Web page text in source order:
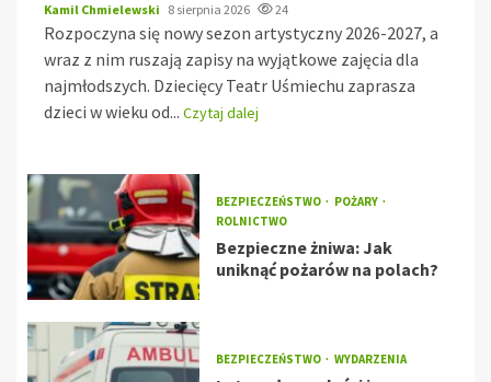
Kamil Chmielewski 8 sierpnia 2026 24
Rozpoczyna się nowy sezon artystyczny 2026-2027, a
wraz z nim ruszają zapisy na wyjątkowe zajęcia dla
najmłodszych. Dziecięcy Teatr Uśmiechu zaprasza
dzieci w wieku od... Czytaj dalej
BEZPIECZEŃSTWO
POŻARY
ROLNICTWO
Bezpieczne żniwa: Jak
uniknąć pożarów na polach?
BEZPIECZEŃSTWO WYDARZENIA